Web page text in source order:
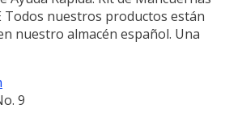
Todos nuestros productos están
nuestro almacén español. Una
9